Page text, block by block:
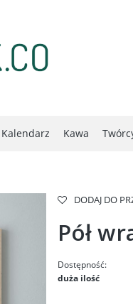
Kalendarz Kawa
DODAJ DO
Pół
Dostępność:
duża ilość